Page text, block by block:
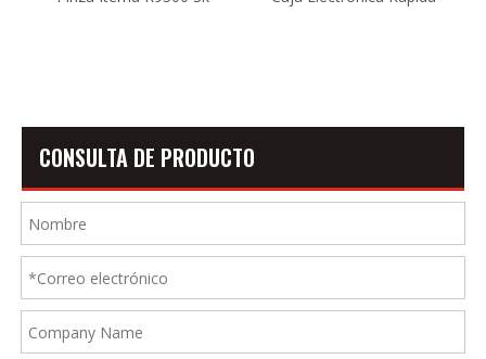
CONSULTA DE PRODUCTO